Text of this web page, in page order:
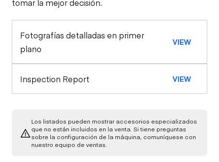
Seat Belts
Safety Lock
Out/Stop
General Appearance
Glass
Exterior Lights
Control Station
Heater
Engine
A/C Compressor
Exhaust System
Drivetrain
Check
Limited Function
Check
Undercarriage
tomar la mejor decisión.
Fotografías detalladas en primer
plano
VIEW
Inspection Report VIEW
Los listados pueden mostrar accesorios especializados
que no están incluidos en la venta. Si tiene preguntas
sobre la configuración de la máquina, comuníquese con
nuestro equipo de ventas.